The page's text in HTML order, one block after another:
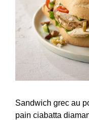
Sandwich grec au
pain ciabatta